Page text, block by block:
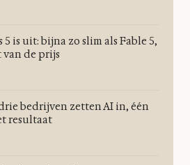
5 is uit: bijna zo slim als Fable 5,
de prijs
bedrijven zetten AI in, één
resultaat